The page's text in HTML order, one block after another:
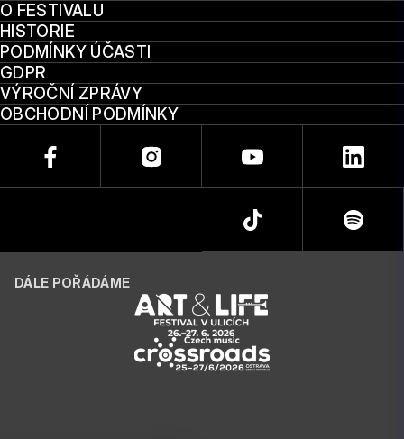
O FESTIVALU
HISTORIE
PODMÍNKY ÚČASTI
GDPR
VÝROČNÍ ZPRÁVY
OBCHODNÍ PODMÍNKY
DÁLE POŘÁDÁME